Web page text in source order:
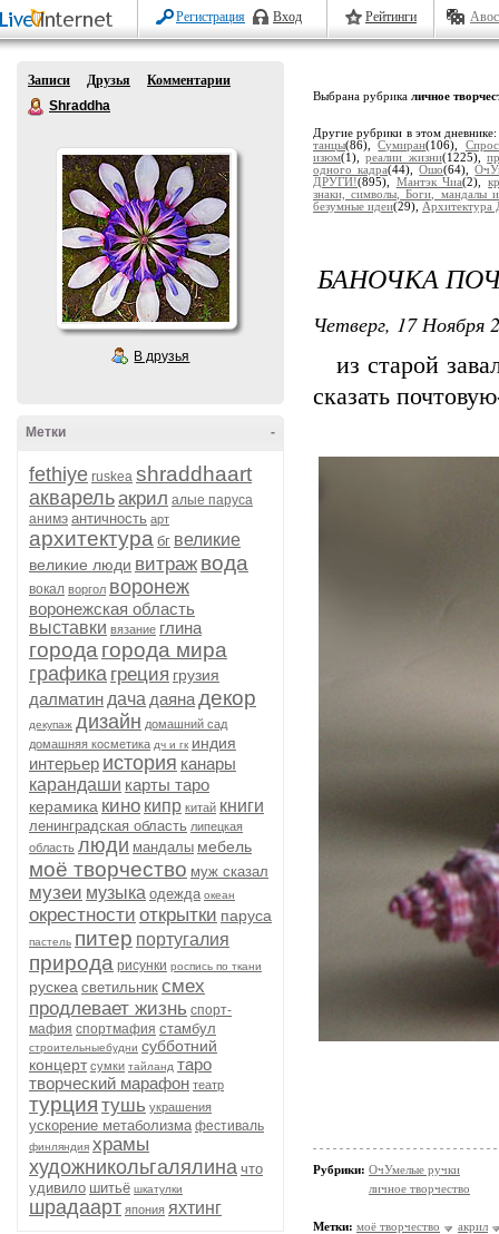
Регистрация Вход Рейтинги
Записи Друзья
Комментарии
Shraddha
В друзья
-
Метки
fethiye ruskea shraddhaart
акварельакрил алые паруса
анимэ античность арт
архитектура бг великие
великие люди витраж вода
вокал воргол воронеж
воронежская область
выставки вязание глина
города города мира
графика греция грузия
далматин дача даянадекор
декупаж дизайн домашний сад
домашняя косметика дч и гк индия
интерьер история канары
карандаши карты таро
керамика кино кипр китай книги
ленинградская область липецкая
область люди мандалы мебель
моё творчество муж сказал
музеи музыка одежда океан
окрестности открытки паруса
пастель питер португалия
природа рисунки роспись по ткани
рускеа светильник смех
продлевает жизнь спорт-
мафия спортмафия стамбул
строительныебудни субботний
концерт сумки тайланд таро
творческий марафон театр
турция тушь украшения
ускорение метаболизма фестиваль
финляндия храмы
художникольгалялина что
удивило шитьё шкатулки
шрадаарт япония яхтинг
Выбрана рубрика личное
Другие рубрики в этом
танцы(86),Сумиран(106),
изюм(1),реалии жизни(1225),
одного кадра(44),Ошо(64),
ДРУГИ!(895), Мантэк Чиа(2),
знаки, символы, Боги, мандалы
безумные идеи(29), Архитектура
БАНОЧКА
Четверг, 17 Ноября
из старой
сказать
Рубрики: ОчУмелые ручки
личное творчество
Метки: моё творчество акрил